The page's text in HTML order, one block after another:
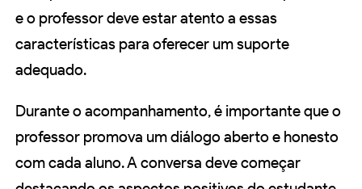
e o professor deve estar atento a essas
características para oferecer um suporte
adequado.
Durante o acompanhamento, é importante que o
professor promova um diálogo aberto e honesto
com cada aluno. A conversa deve começar